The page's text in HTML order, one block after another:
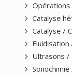
Catalyse
Catalyse /
Fluidisation
Ultrasons /